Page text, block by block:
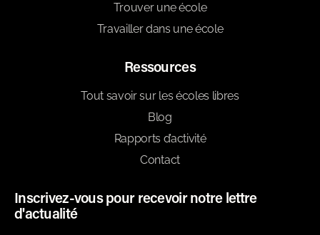
Trouver une école
Travailler dans une école
Ressources
Tout savoir sur les écoles libres
Blog
Rapports d’activité
Contact
Inscrivez-vous pour recevoir notre lettre
d'actualité